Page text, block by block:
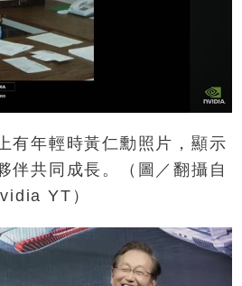
有年輕時黃仁勳照片，顯示
伴共同成長。（圖／翻攝自
YT）